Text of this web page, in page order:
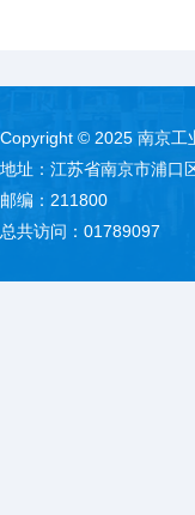
Copyright © 2025 南京工
地址：江苏省南京市浦口
邮编：211800
总共访问： 01789097